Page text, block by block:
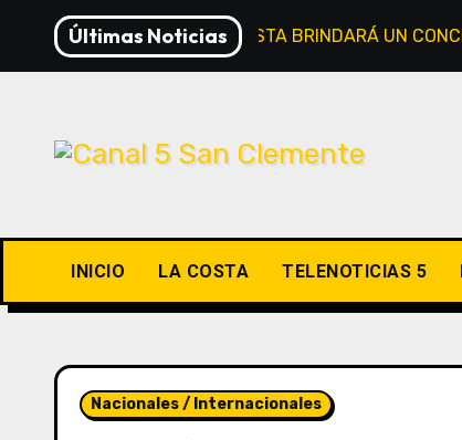
contenido
Últimas Noticias
EL CORO DE LA COSTA BRINDARÁ UN
INICIO LA COSTA TELENOTICIAS 5
Nacionales / Internacionales